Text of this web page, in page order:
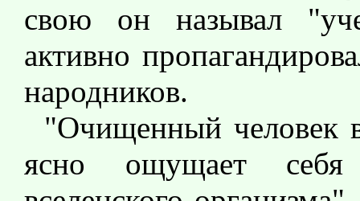
свою он называл
активно
народников.
"Очищенный человек
ясно ощущает